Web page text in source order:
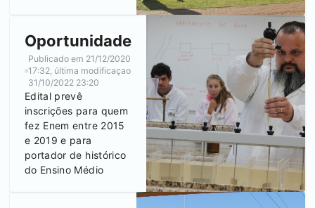
Oportunidade
Publicado em 21/12/2020
17:32, última modificaçao
31/10/2022 23:20
Edital prevê
inscrições para quem
fez Enem entre 2015
e 2019 e para
portador de histórico
do Ensino Médio